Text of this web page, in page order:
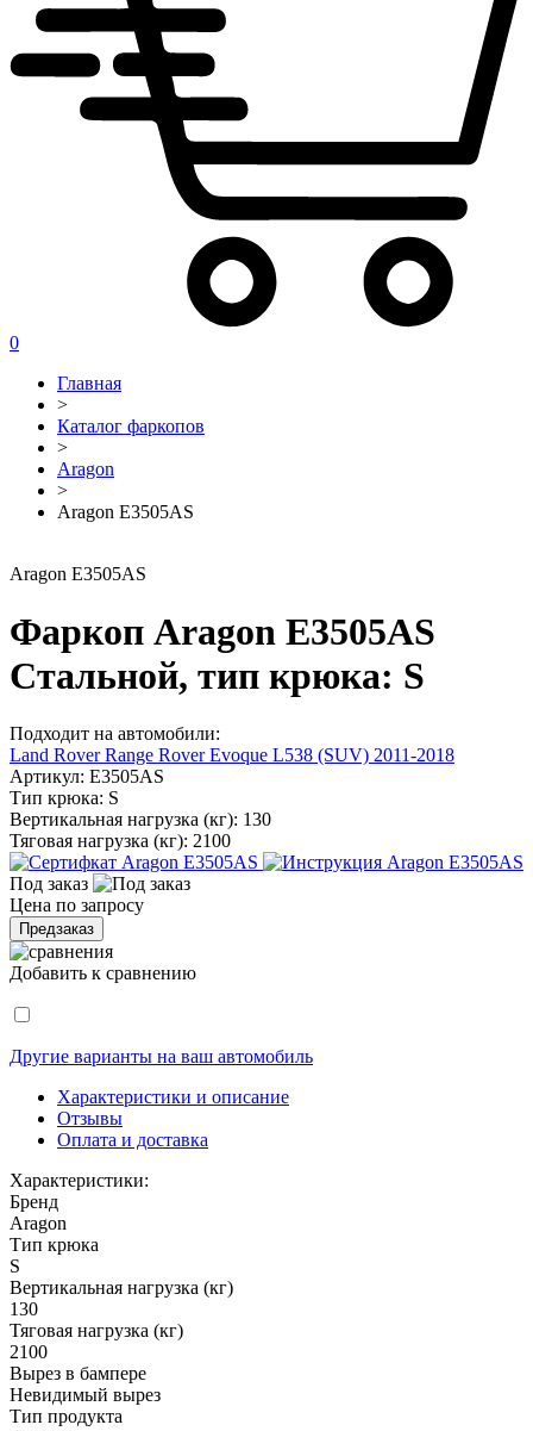
0
Главная
>
Каталог фаркопов
>
Aragon
>
Aragon E3505AS
Aragon E3505AS
Фаркоп Aragon E3505AS
Стальной, тип крюка: S
Подходит на автомобили:
Land Rover Range Rover Evoque L538 (SUV) 2011-2018
Артикул: E3505AS
Тип крюка: S
Вертикальная нагрузка (кг): 130
Тяговая нагрузка (кг): 2100
Под заказ
Цена по запросу
Предзаказ
Добавить к сравнению
Другие варианты на ваш автомобиль
Характеристики и описание
Отзывы
Оплата и доставка
Характеристики:
Бренд
Aragon
Тип крюка
S
Вертикальная нагрузка (кг)
130
Тяговая нагрузка (кг)
2100
Вырез в бампере
Невидимый вырез
Тип продукта